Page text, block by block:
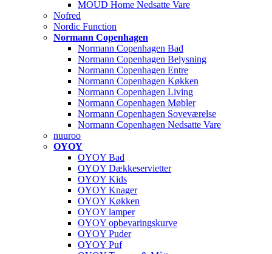
MOUD Home Nedsatte Vare
Nofred
Nordic Function
Normann Copenhagen
Normann Copenhagen Bad
Normann Copenhagen Belysning
Normann Copenhagen Entre
Normann Copenhagen Køkken
Normann Copenhagen Living
Normann Copenhagen Møbler
Normann Copenhagen Soveværelse
Normann Copenhagen Nedsatte Vare
nuuroo
OYOY
OYOY Bad
OYOY Dækkeservietter
OYOY Kids
OYOY Knager
OYOY Køkken
OYOY lamper
OYOY opbevaringskurve
OYOY Puder
OYOY Puf